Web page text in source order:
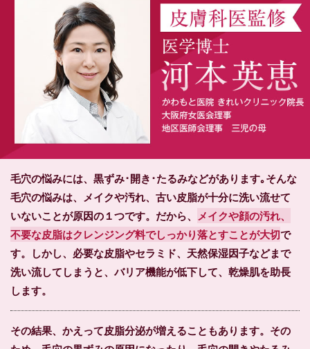
毛穴の悩みには、黒ずみ･開き･たるみなどがあります｡そんな
毛穴の悩みは、メイクや汚れ、古い皮脂が十分に洗い流せて
いないことが原因の１つです。だから、 メイクや顔の汚れ、
不要な皮脂はクレンジング料でしっかり落とすことが大切で
す。しかし、必要な皮脂やセラミド、天然保湿因子などまで
洗い流してしまうと、バリア機能が低下して、乾燥肌を助長
します。
その結果、かえって皮脂分泌が増えることもあります。その